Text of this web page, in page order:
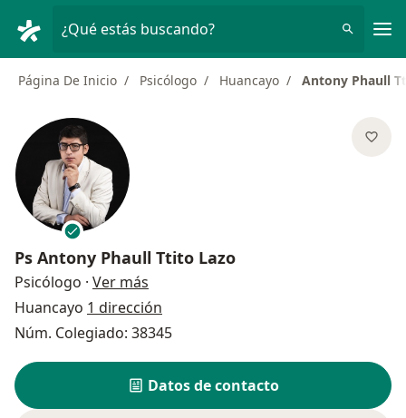
¿Qué estás buscando?
Página De Inicio Psicólogo Huancayo Antony Phaull
Ps Antony Phaull Ttito Lazo
Psicólogo · Ver más
Huancayo 1 dirección
Núm. Colegiado: 38345
Datos de contacto